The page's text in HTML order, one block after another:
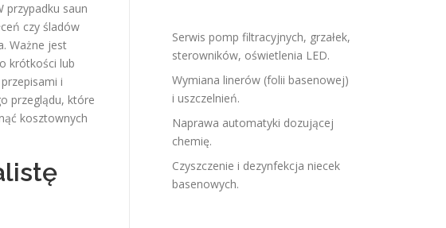
przypadku saun
czy śladów
Ważne jest
krótkości lub
i
przeglądu, które
kosztownych
Serwis pomp filtracyjnych, grzałek,
sterowników, oświetlenia LED.
Wymiana linerów (folii basenowej)
i uszczelnień.
Naprawa automatyki dozującej
chemię.
Czyszczenie i dezynfekcja niecek
basenowych.